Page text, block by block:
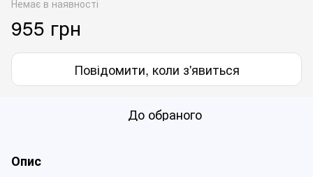
Немає в наявності
955 грн
Повідомити, коли з'явиться
До обраного
Опис